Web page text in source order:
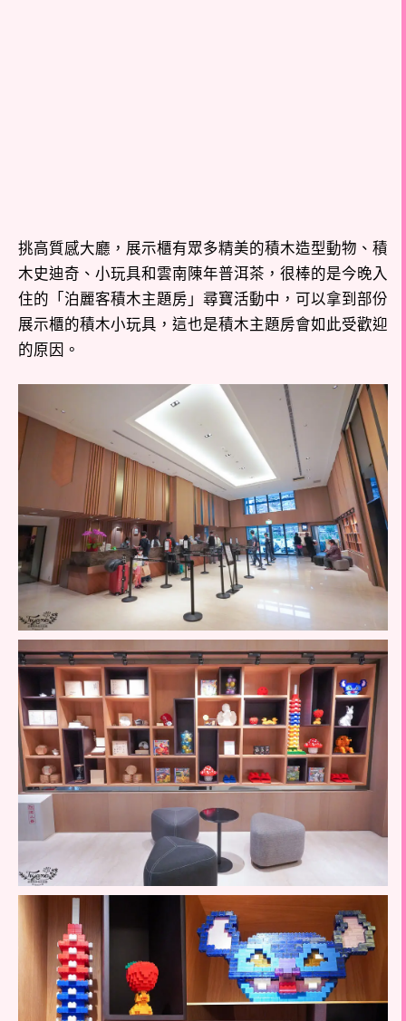
挑高質感大廳，展示櫃有眾多精美的積木造型動物、積
木史迪奇、小玩具和雲南陳年普洱茶，很棒的是今晚入
住的「泊麗客積木主題房」尋寶活動中，可以拿到部份
展示櫃的積木小玩具，這也是積木主題房會如此受歡迎
的原因。